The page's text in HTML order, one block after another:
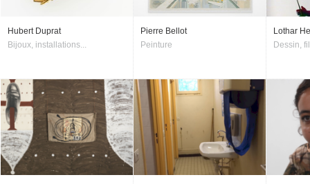
Hubert Duprat
Bijoux, installations...
Pierre Bellot
Peinture
Lothar
Dessin,